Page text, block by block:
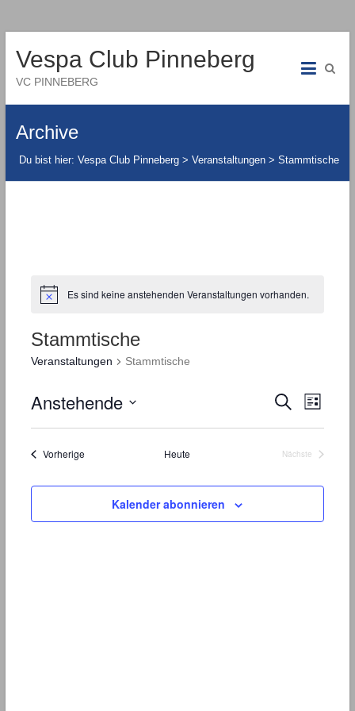
Vespa Club Pinneberg
VC PINNEBERG
Archive
Du bist hier: Vespa Club Pinneberg >Veranstaltungen >Stammtische
Es sind keine anstehenden Veranstaltungen vorhanden.
Stammtische
Veranstaltungen Stammtische
Suche
und
Suche
Liste
Anstehende
Vorherige Heute
Nächste
Kalender abonnieren